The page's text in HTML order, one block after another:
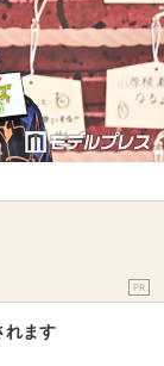
PR
れます